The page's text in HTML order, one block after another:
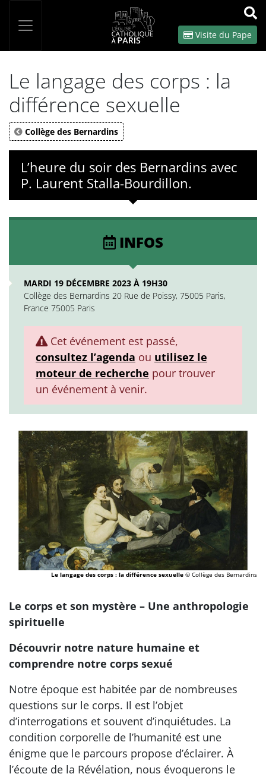
OK
Visite du Pape
Le langage des corps : la
différence sexuelle
Collège des Bernardins
L’heure du soir des Bernardins avec
P. Laurent Stalla-Bourdillon.
INFOS
MARDI 19 DÉCEMBRE 2023 À 19H30
Collège des Bernardins 20 Rue de Poissy, 75005 Paris,
France 75005 Paris
Cet événement est passé,
consultez l’agenda ou utilisez le
moteur de recherche pour trouver
un événement à venir.
Le langage des corps : la différence sexuelle © Collège des Bernardins
Le corps et son mystère – Une anthropologie
spirituelle
Découvrir notre nature humaine et
comprendre notre corps sexué
Notre époque est habitée par de nombreuses
questions sur le corps. Il est l’objet
d’interrogations et souvent d’inquiétudes. La
condition corporelle de l’humanité est une
énigme que le parcours propose d’éclairer. À
l’écoute de la Révélation, nous évoquerons le
Panneau de gestion des cookies